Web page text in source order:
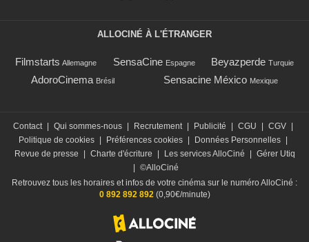
ALLOCINÉ À L'ÉTRANGER
Filmstarts Allemagne SensaCine Espagne Beyazperde Turquie
AdoroCinema Brésil Sensacine México Mexique
Contact Qui sommes-nous Recrutement Publicité CGU CGV
Politique de cookies
Préférences cookies Données Personnelles
Revue de presse
Charte d'écriture Les services AlloCiné
Gérer Utiq
©AlloCiné
Retrouvez tous les horaires et infos de votre cinéma sur le numéro AlloCiné :
0 892 892 892(0,90€/minute)